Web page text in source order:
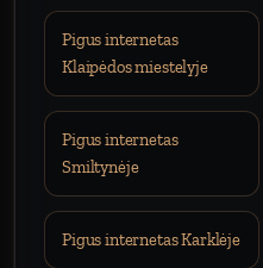
Pigus internetas
Klaipėdos miestelyje
Pigus internetas
Smiltynėje
Pigus internetas Karklėje